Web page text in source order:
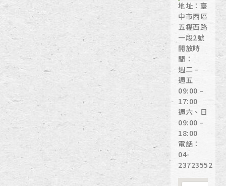
地址：臺
中市西區
五權西路
一段2號
開放時
間：
週二 –
週五
09:00 –
17:00
週六、日
09:00 –
18:00
電話：
04-
23723552